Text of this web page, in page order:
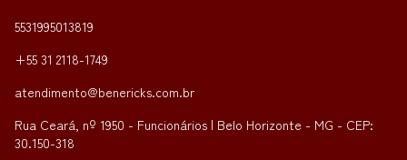
5531995013819
+55 31 2118-1749
atendimento@benericks.com.br
Rua Ceará, nº 1950 - Funcionários | Belo Horizonte - MG - CEP:
30.150-318